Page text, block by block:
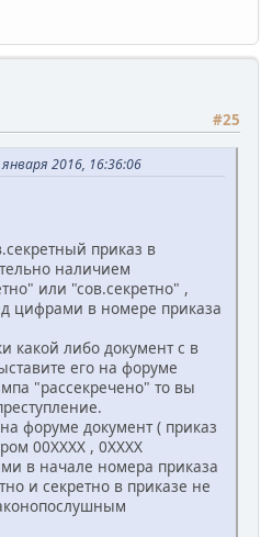
#25
2016, 16:36:06
приказ в
наличием
или "сов.секретно" ,
цифрами в номере приказа
какой либо документ с в
его на форуме
"рассекречено" то вы
форуме документ ( приказ
00ХХХХ , 0ХХХХ
в начале номера приказа
и секретно в приказе не